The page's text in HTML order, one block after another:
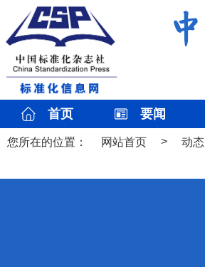
首页 要闻
您所在的位置： 网站首页 > 动态